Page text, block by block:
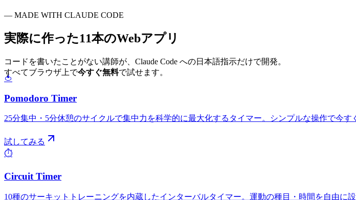
— MADE WITH CLAUDE CODE
実際に作った11本のWebアプリ
コードを書いたことがない講師が、Claude Code への日本語指示だけで開発。
すべてブラウザ上で今すぐ無料で試せます。
🍅
Pomodoro Timer
25分集中・5分休憩のサイクルで集中力を科学的に最大化するタイマー。シンプルな操作で今す
試してみる
⏱️
Circuit Timer
10種のサーキットトレーニングを内蔵したインターバルタイマー。運動の種目・時間を自由に設